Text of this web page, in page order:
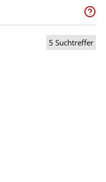
5 Suchtreffer